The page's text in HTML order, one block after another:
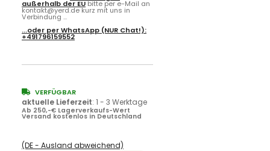
außerhalb der EUbitte per e-Mail an
kontakt@yerd.de kurz mit uns in
Verbindung ...
...oder perWhatsApp (NUR Chat!):
+491796159552
VERFÜGBAR
aktuelle Lieferzeit: 1 - 3 Werktage
Ab 250,-€ Lagerverkaufs-Wert
Versand kostenlos in Deutschland
(DE - Ausland abweichend)